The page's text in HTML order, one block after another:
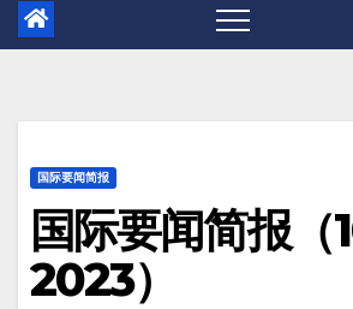
国际要闻简报
国际要闻简报（
2023）